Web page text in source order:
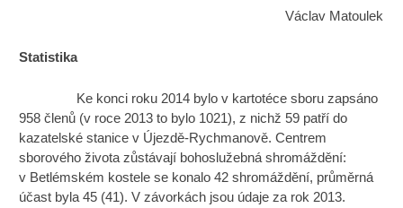
Václav Matoulek
Statistika
Ke konci roku 2014 bylo v kartotéce sboru zapsáno
958 členů (v roce 2013 to bylo 1021), z nichž 59 patří do
kazatelské stanice v Újezdě-Rychmanově. Centrem
sborového života zůstávají bohoslužebná shromáždění:
v Betlémském kostele se konalo 42 shromáždění, průměrná
účast byla 45 (41). V závorkách jsou údaje za rok 2013.